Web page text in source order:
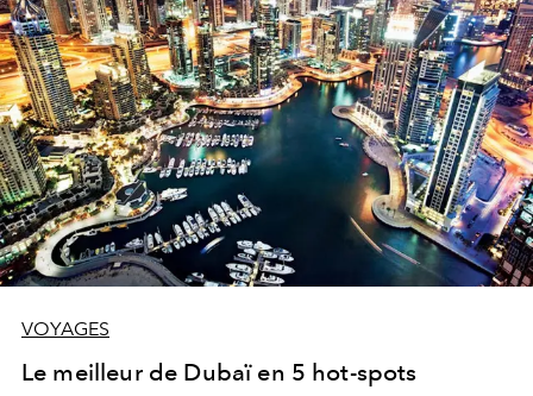
VOYAGES
Le meilleur de Dubaï en 5 hot-spots